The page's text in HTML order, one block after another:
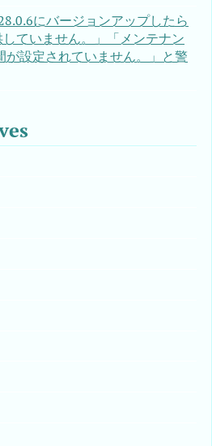
にバージョンアップしたら
していません。」「メンテナン
が設定されていません。」と警